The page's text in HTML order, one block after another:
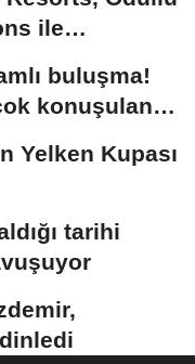
ile
buluşma!
konuşulan
Yelken Kupası
tarihi